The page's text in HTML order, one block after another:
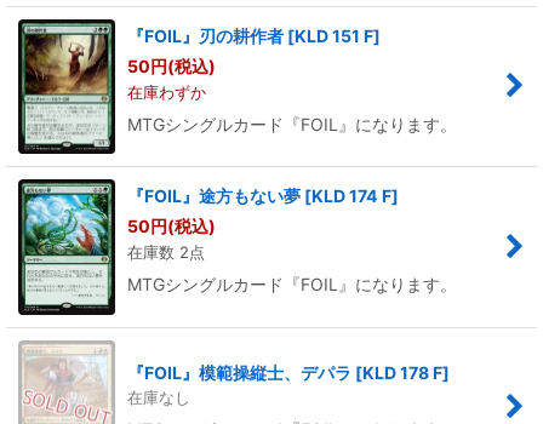
『FOIL』刃の耕作者 [KLD 151 F]
50円(税込)
在庫わずか
MTGシングルカード『FOIL』になります。
『FOIL』途方もない夢 [KLD 174 F]
50円(税込)
在庫数 2点
MTGシングルカード『FOIL』になります。
『FOIL』模範操縦士、デパラ [KLD 178 F]
在庫なし